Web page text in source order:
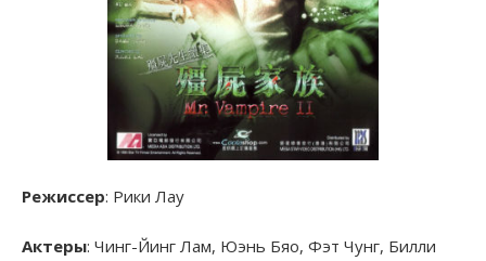
Режиссер: Рики Лау
Актеры: Чинг-Йинг Лам, Юэнь Бяо, Фэт Чунг, Билли